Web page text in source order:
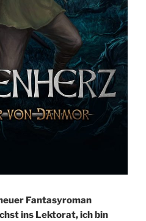
Fantasyroman
ins Lektorat, ich bin